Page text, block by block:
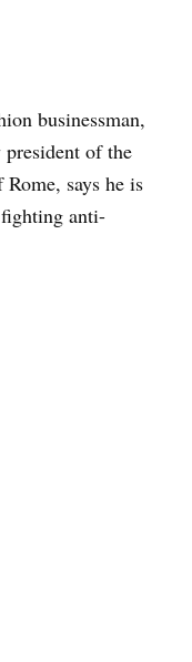
businessman,
president of the
says he is
anti-